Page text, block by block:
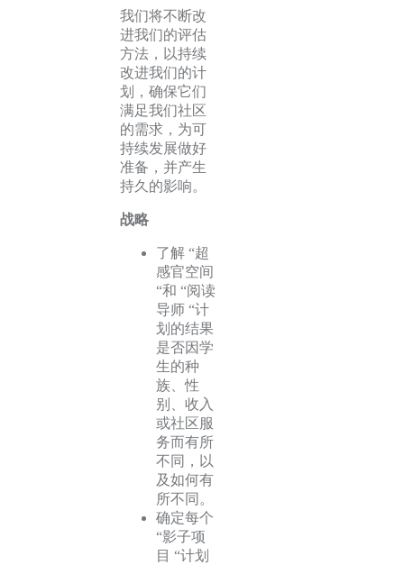
我们将不断改
进我们的评估
方法，以持续
改进我们的计
划，确保它们
满足我们社区
的需求，为可
持续发展做好
准备，并产生
持久的影响。
战略
了解 “超
感官空间
“和 “阅读
导师 “计
划的结果
是否因学
生的种
族、性
别、收入
或社区服
务而有所
不同，以
及如何有
所不同。
确定每个
“影子项
目 “计划